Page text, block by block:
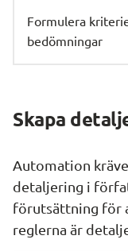
Formulera
bedömningar
Skapa
Automation
detaljering i
förutsättning för
reglerna är